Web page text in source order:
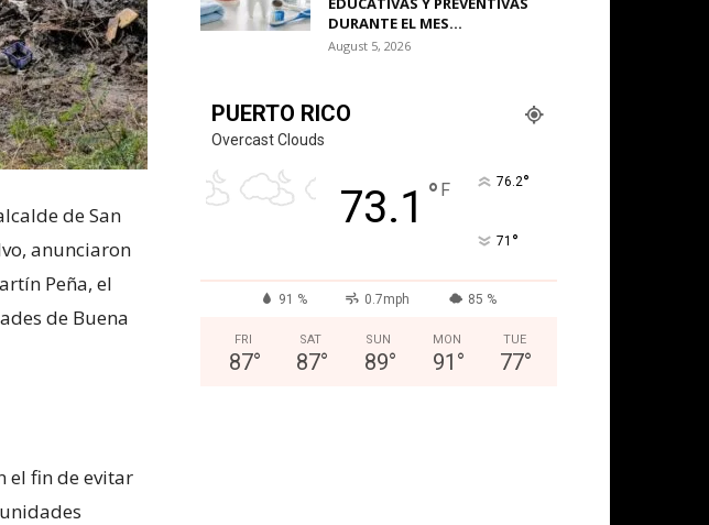
de San
anunciaron
Peña, el
de Buena
el fin de evitar
DURANTE EL MES...
August 5, 2026
PUERTO RICO
Overcast Clouds
73.1 ° F 76.2°
71 °
91 % 0.7mph 85 %
FRI
87°
SAT
87°
SUN
89°
MON
91 °
TUE
77°